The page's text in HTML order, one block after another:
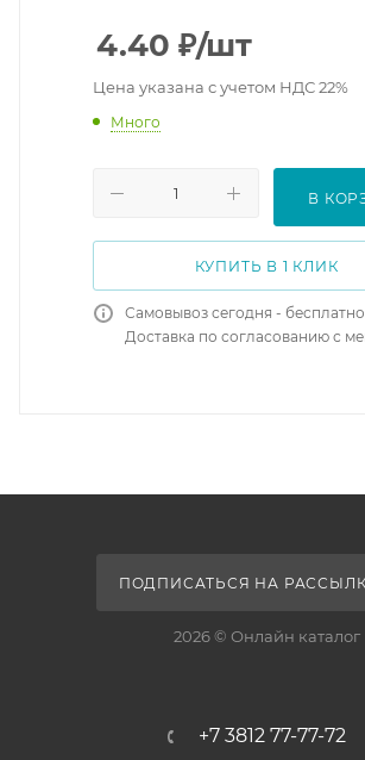
4.40 ₽/шт
Цена указана с учетом НДС 22%
Много
В
КУПИТЬ В 1 КЛИК
Самовывоз сегодня - бесплатно
Доставка по согласованию с
ПОДПИСАТЬСЯ НА
2026 © Онлайн каталог
+7 3812 77-77-72